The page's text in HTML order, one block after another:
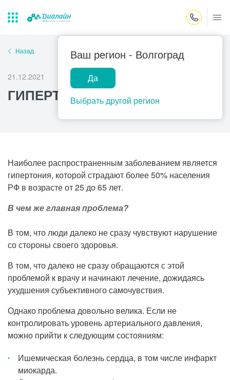
Ваш регион - Волгоград
Да
Выбрать другой регион
Лаборатории
Центр помощи
на дому
Закрыть поиск
Популярные запросы
Прием гинеколога
Прием гастроэнтеролога
Прием офтальмолога
Прием кардиолога
Назад
21.12.2021
ГИПЕРТОНИЯ
Наиболее распространенным заболеванием является
гипертония, которой страдают более 50% населения
РФ в возрасте от 25 до 65 лет.
В чем же главная проблема?
В том, что люди далеко не сразу чувствуют нарушение
со стороны своего здоровья.
В том, что далеко не сразу обращаются с этой
проблемой к врачу и начинают лечение, дожидаясь
ухудшения субъективного самочувствия.
Однако проблема довольно велика. Если не
контролировать уровень артериального давления,
можно прийти к следующим состояниям:
Ишемическая болезнь сердца, в том числе инфаркт
миокарда.